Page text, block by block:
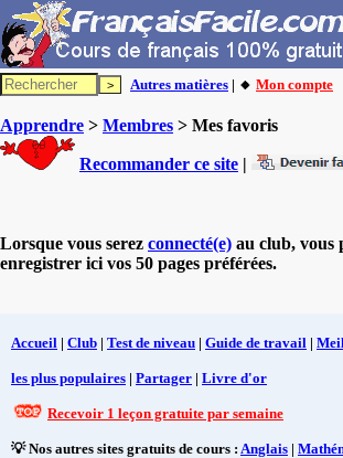
Autres matières | 🔸 Mon compte
Apprendre > Membres > Mes favoris
Recommander ce site |
Lorsque vous serez connecté(e) au club, vous
enregistrer ici vos 50 pages préférées.
Accueil | Club | Test de niveau | Guide de travail |
les plus populaires | Partager | Livre d'or
Recevoir 1 leçon gratuite par semaine
💡 Nos autres sites gratuits de cours : Anglais |